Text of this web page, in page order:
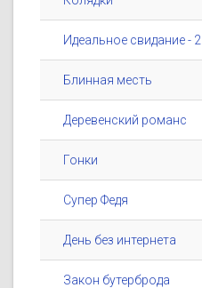
Идеальное свидание - 2
Блинная месть
Деревенский романс
Гонки
Супер Федя
День без интернета
Закон бутерброда